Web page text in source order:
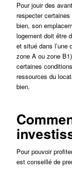
Pour jouir des
respecter
bien, son
logement doit être
et situé dans l’une
zone A ou zone
certaines
ressources du
bien.
Pour pouvoir
est conseillé de